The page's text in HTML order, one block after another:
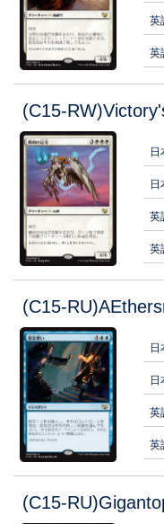
英
英
(C15-
日
日
英
英
(C15-
日
日
英
英
(C15-